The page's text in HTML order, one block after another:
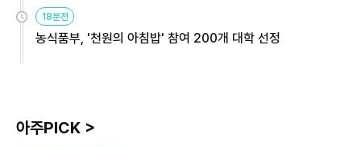
원
18분전
농식품부, '천원의 아침밥' 참여 200개 대학 선정
아주PICK >